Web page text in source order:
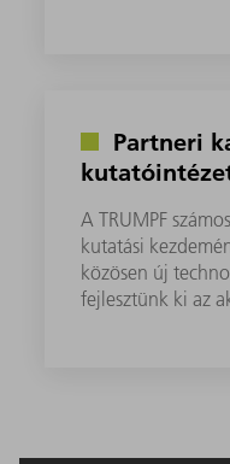
Partneri
A TRUMPF
kutatási
közösen új
fejlesztünk ki az